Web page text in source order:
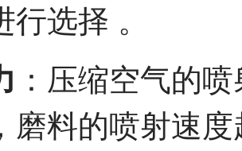
选择 。
：压缩空气的
磨料的喷射速